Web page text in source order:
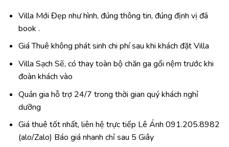
Villa Mới Đẹp như hình, đúng thông tin, đúng định vị đã
book .
Giá Thuê không phát sinh chi phí sau khi khách đặt Villa
Villa Sạch Sẽ, có thay toàn bộ chăn ga gối nệm trước khi
đoàn khách vào
Quản gia hỗ trợ 24/7 trong thời gian quý khách nghỉ
dưỡng
Giá thuê tốt nhất, liên hệ trực tiếp Lê Ánh 091.205.8982
(alo/Zalo) Báo giá nhanh chỉ sau 5 Giây